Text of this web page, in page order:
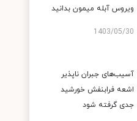
ویروس آبله میمون بدانید
1403/05/30
آسیب‌های جبران ناپذیر
اشعه فرابنفش خورشید
جدی گرفته شود